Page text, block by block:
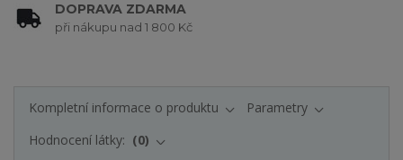
DOPRAVA ZDARMA
při nákupu nad 1 800 Kč
Kompletní informace o produktu
Parametry
Hodnocení látky:
0